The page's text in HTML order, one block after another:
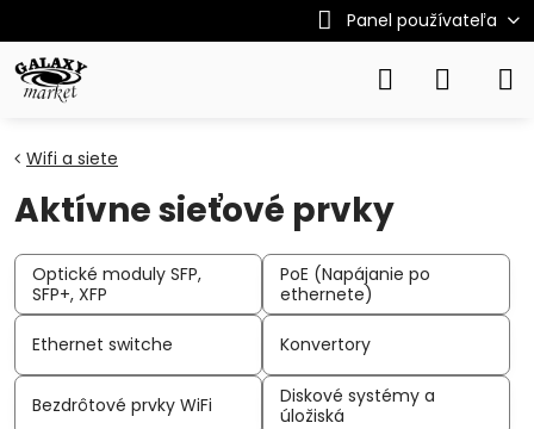
Panel používateľa
Wifi a siete
Aktívne sieťové prvky
Optické moduly SFP,
SFP+, XFP
PoE (Napájanie po
ethernete)
Ethernet switche Konvertory
Bezdrôtové prvky WiFi
Diskové systémy a
úložiská